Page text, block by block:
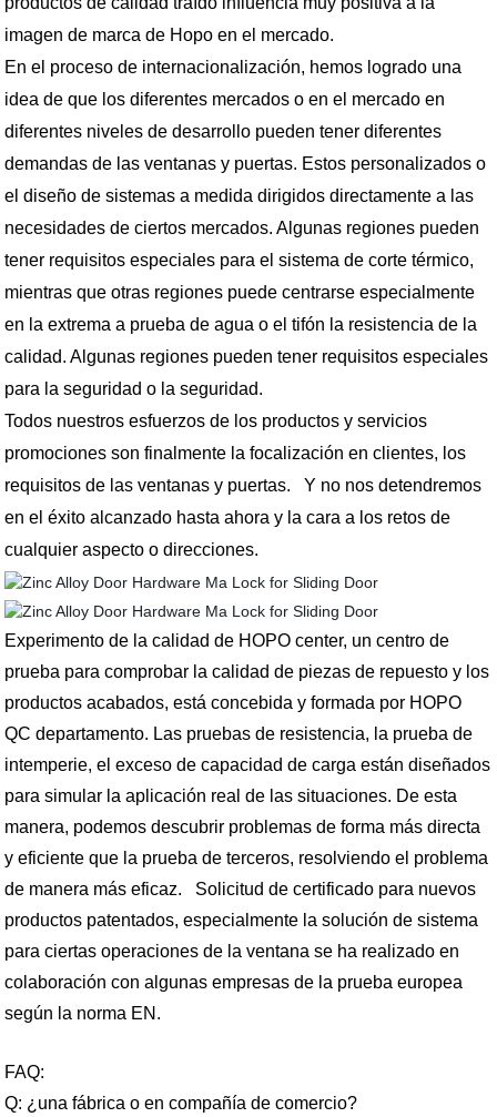
imagen de marca de Hopo en el mercado.
En el proceso de internacionalización, hemos logrado una
idea de que los diferentes mercados o en el mercado en
diferentes niveles de desarrollo pueden tener diferentes
demandas de las ventanas y puertas. Estos personalizados o
el diseño de sistemas a medida dirigidos directamente a las
necesidades de ciertos mercados. Algunas regiones pueden
tener requisitos especiales para el sistema de corte térmico,
mientras que otras regiones puede centrarse especialmente
en la extrema a prueba de agua o el tifón la resistencia de la
calidad. Algunas regiones pueden tener requisitos especiales
para la seguridad o la seguridad.
Todos nuestros esfuerzos de los productos y servicios
promociones son finalmente la focalización en clientes, los
requisitos de las ventanas y puertas. Y no nos detendremos
en el éxito alcanzado hasta ahora y la cara a los retos de
cualquier aspecto o direcciones.
Experimento de la calidad de HOPO center, un centro de
prueba para comprobar la calidad de piezas de repuesto y los
productos acabados, está concebida y formada por HOPO
QC departamento. Las pruebas de resistencia, la prueba de
intemperie, el exceso de capacidad de carga están diseñados
para simular la aplicación real de las situaciones. De esta
manera, podemos descubrir problemas de forma más directa
y eficiente que la prueba de terceros, resolviendo el problema
de manera más eficaz. Solicitud de certificado para nuevos
productos patentados, especialmente la solución de sistema
para ciertas operaciones de la ventana se ha realizado en
colaboración con algunas empresas de la prueba europea
según la norma EN.
FAQ:
Q: ¿una fábrica o en compañía de comercio?